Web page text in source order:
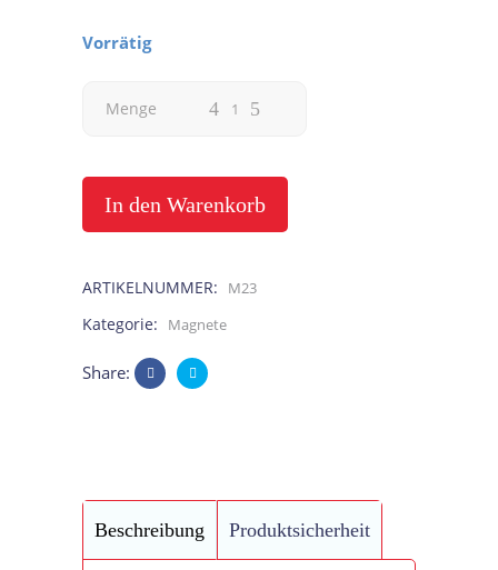
Vorrätig
Superkräfte
quantity
Menge
In den Warenkorb
ARTIKELNUMMER: M23
Kategorie: Magnete
Share:
Beschreibung Produktsicherheit